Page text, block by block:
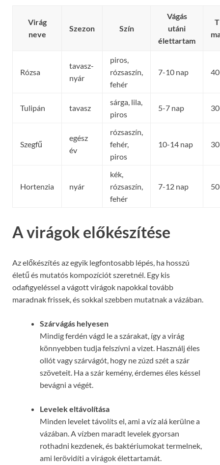
Virág
neve
Szezon Szín
Vágás
utáni
élettartam
Rózsa
tavasz-
nyár
piros,
rózsaszín,
fehér
7-10 nap
Tulipán tavasz
sárga, lila,
piros
5-7 nap
Szegfű
egész
év
rózsaszín,
fehér,
piros
10-14 nap
Hortenzia nyár
kék,
rózsaszín,
fehér
7-12 nap
A virágok előkészítése
Az előkészítés az egyik legfontosabb lépés, ha hosszú
életű és mutatós kompozíciót szeretnél. Egy kis
odafigyeléssel a vágott virágok napokkal tovább
maradnak frissek, és sokkal szebben mutatnak a vázában.
Szárvágás helyesen
Mindig ferdén vágd le a szárakat, így a virág
könnyebben tudja felszívni a vizet. Használj éles
ollót vagy szárvágót, hogy ne zúzd szét a szár
szöveteit. Ha a szár kemény, érdemes éles késsel
bevágni a végét.
Levelek eltávolítása
Minden levelet távolíts el, ami a víz alá kerülne a
vázában. A vízben maradt levelek gyorsan
rothadni kezdenek, és baktériumokat termelnek,
ami lerövidíti a virágok élettartamát.